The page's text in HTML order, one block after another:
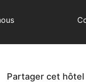
Partager cet hôtel